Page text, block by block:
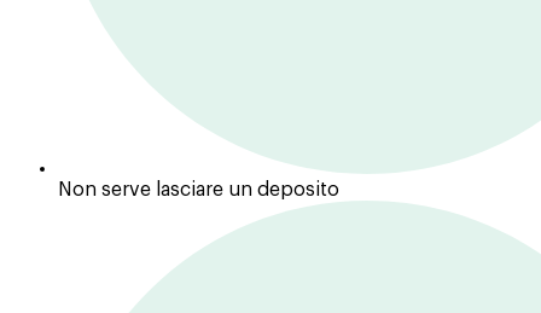
Non serve lasciare un deposito